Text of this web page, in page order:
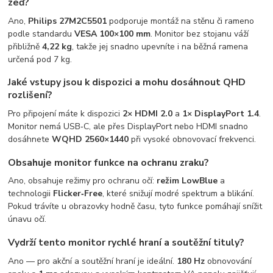
Ano, Philips 27M2C5501 podporuje montáž na stěnu či rameno
podle standarduVESA 100×100 mm. Monitor bez stojanu váží
přibližně4,22 kg, takže jej snadno upevníte i na běžná ramena
určená pod 7 kg.
Jaké vstupy jsou k dispozici a mohu dosáhnout QHD
rozlišení?
Pro připojení máte k dispozici 2× HDMI 2.0 a 1× DisplayPort 1.4.
Monitor nemá USB‑C, ale přes DisplayPort nebo HDMI snadno
dosáhneteWQHD 2560×1440 při vysoké obnovovací frekvenci.
Obsahuje monitor funkce na ochranu zraku?
Ano, obsahuje režimy pro ochranu očí: režim LowBlue a
technologii Flicker‑Free, které snižují modré spektrum a blikání.
Pokud trávíte u obrazovky hodně času, tyto funkce pomáhají snížit
únavu očí.
Vydrží tento monitor rychlé hraní a soutěžní tituly?
Ano — pro akční a soutěžní hraní je ideální. 180 Hz obnovování